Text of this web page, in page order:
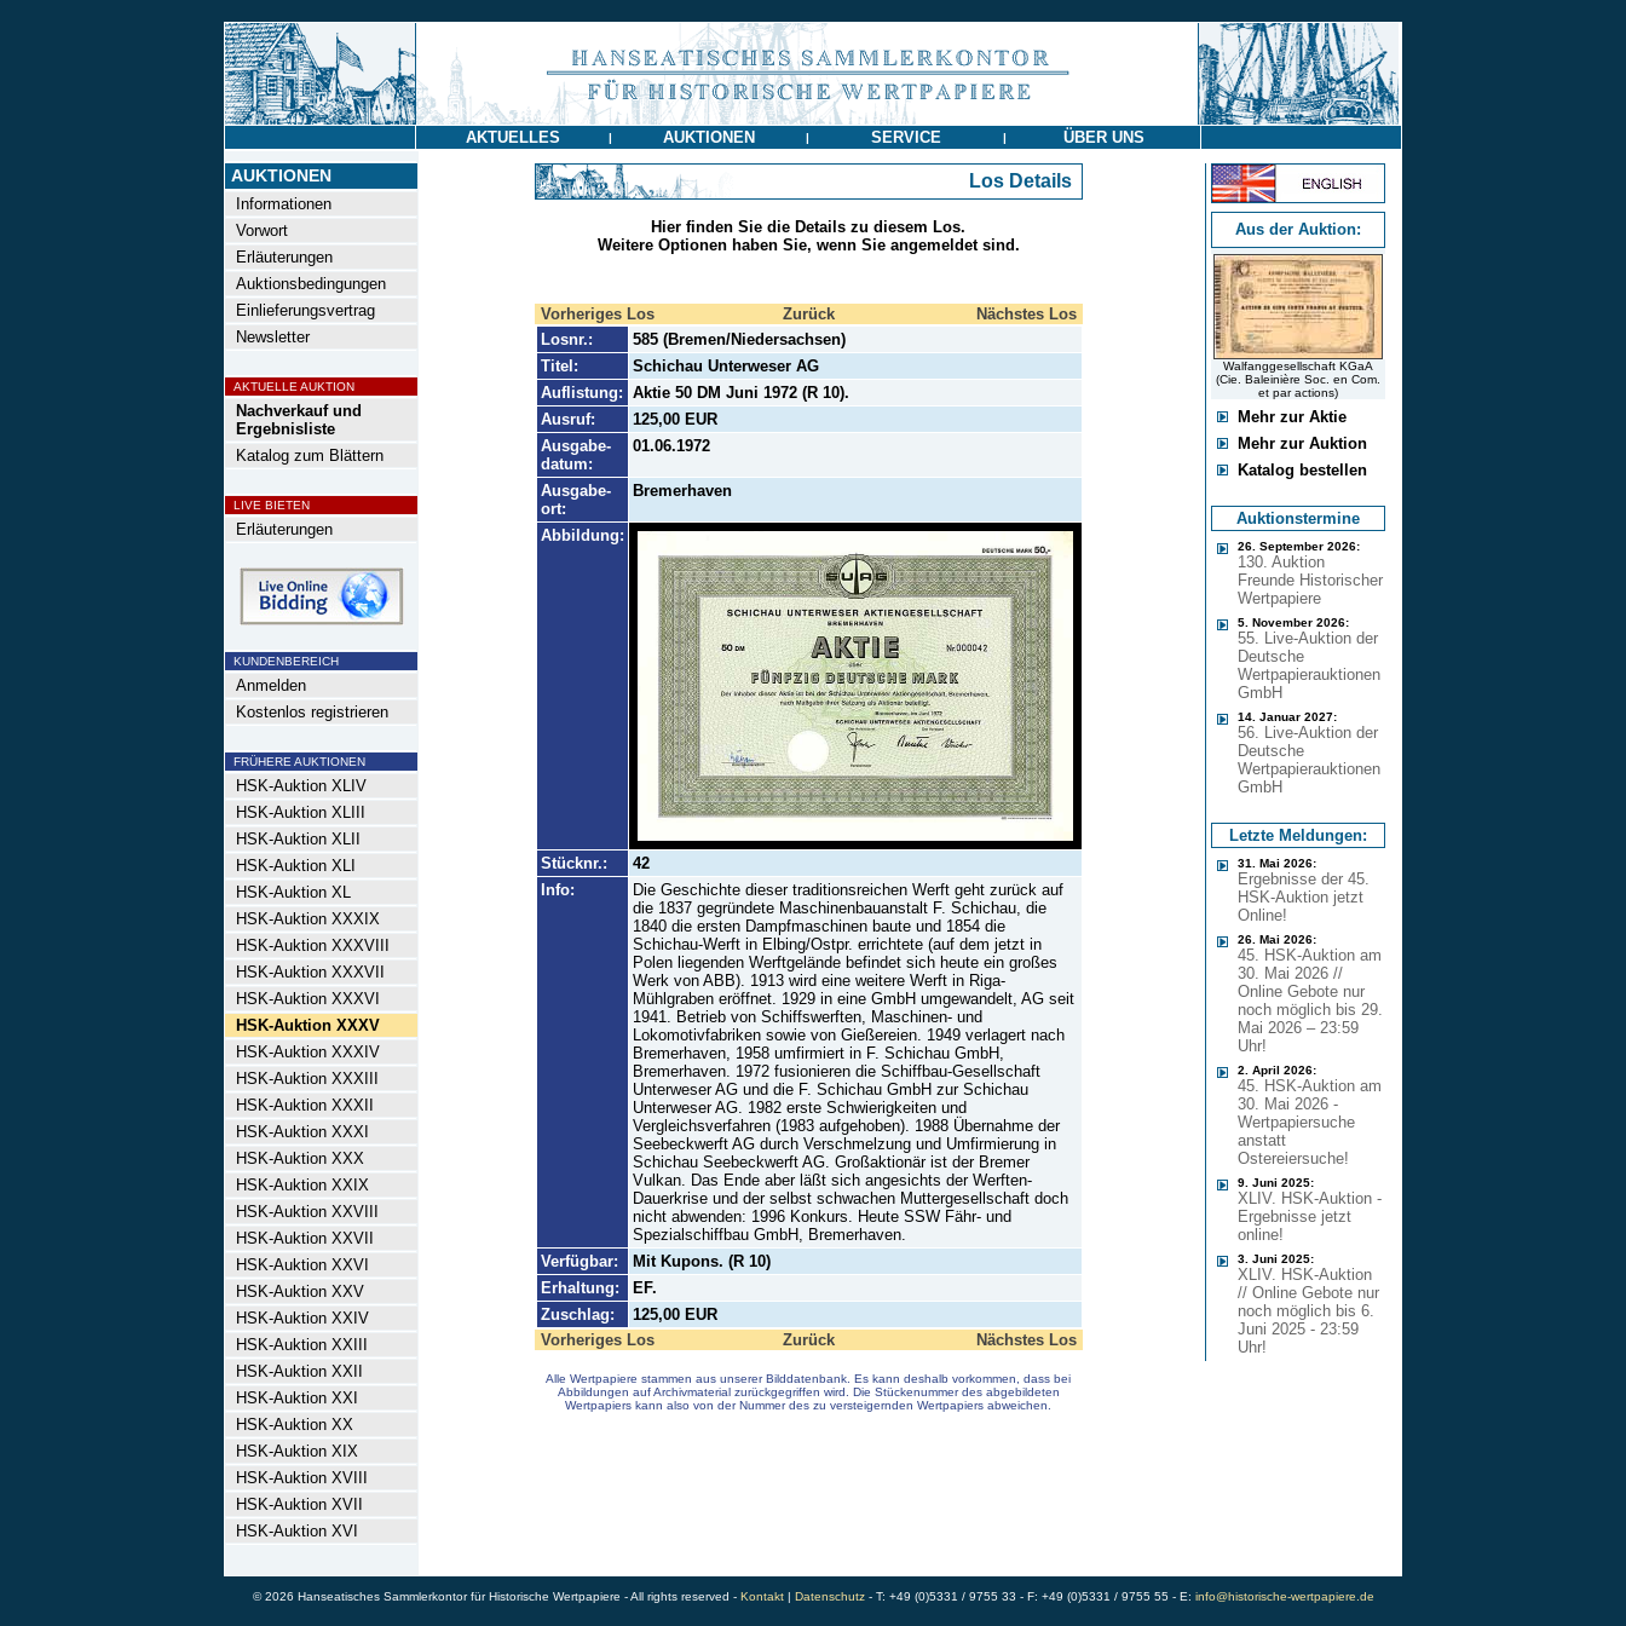
AKTUELLES | AUKTIONEN | SERVICE | ÜBER UNS
AUKTIONEN
Informationen
Vorwort
Erläuterungen
Auktionsbedingungen
Einlieferungsvertrag
Newsletter
AKTUELLE AUKTION
Nachverkauf und
Ergebnisliste
Katalog zum Blättern
LIVE BIETEN
Erläuterungen
KUNDENBEREICH
Anmelden
Kostenlos registrieren
FRÜHERE AUKTIONEN
HSK-Auktion XLIV
HSK-Auktion XLIII
HSK-Auktion XLII
HSK-Auktion XLI
HSK-Auktion XL
HSK-Auktion XXXIX
HSK-Auktion XXXVIII
HSK-Auktion XXXVII
HSK-Auktion XXXVI
HSK-Auktion XXXV
HSK-Auktion XXXIV
HSK-Auktion XXXIII
HSK-Auktion XXXII
HSK-Auktion XXXI
HSK-Auktion XXX
HSK-Auktion XXIX
HSK-Auktion XXVIII
HSK-Auktion XXVII
HSK-Auktion XXVI
HSK-Auktion XXV
HSK-Auktion XXIV
HSK-Auktion XXIII
HSK-Auktion XXII
HSK-Auktion XXI
HSK-Auktion XX
HSK-Auktion XIX
HSK-Auktion XVIII
HSK-Auktion XVII
HSK-Auktion XVI
Los Details
Hier finden Sie die Details zu diesem Los.
Weitere Optionen haben Sie, wenn Sie angemeldet sind.
Vorheriges Los Zurück
Nächstes Los
Losnr.:
585 (Bremen/Niedersachsen)
Titel:
Schichau Unterweser AG
Auflistung: Aktie 50 DM Juni 1972 (R 10).
Ausruf:
125,00 EUR
Ausgabe-
datum:
01.06.1972
Ausgabe-
ort:
Bremerhaven
Abbildung:
Stücknr.:
42
Info:
Die Geschichte dieser traditionsreichen Werft geht zurück auf
die 1837 gegründete Maschinenbauanstalt F. Schichau, die
1840 die ersten Dampfmaschinen baute und 1854 die
Schichau-Werft in Elbing/Ostpr. errichtete (auf dem jetzt in
Polen liegenden Werftgelände befindet sich heute ein großes
Werk von ABB). 1913 wird eine weitere Werft in Riga-
Mühlgraben eröffnet. 1929 in eine GmbH umgewandelt, AG seit
1941. Betrieb von Schiffswerften, Maschinen- und
Lokomotivfabriken sowie von Gießereien. 1949 verlagert nach
Bremerhaven, 1958 umfirmiert in F. Schichau GmbH,
Bremerhaven. 1972 fusionieren die Schiffbau-Gesellschaft
Unterweser AG und die F. Schichau GmbH zur Schichau
Unterweser AG. 1982 erste Schwierigkeiten und
Vergleichsverfahren (1983 aufgehoben). 1988 Übernahme der
Seebeckwerft AG durch Verschmelzung und Umfirmierung in
Schichau Seebeckwerft AG. Großaktionär ist der Bremer
Vulkan. Das Ende aber läßt sich angesichts der Werften-
Dauerkrise und der selbst schwachen Muttergesellschaft doch
nicht abwenden: 1996 Konkurs. Heute SSW Fähr- und
Spezialschiffbau GmbH, Bremerhaven.
Verfügbar:
Mit Kupons. (R 10)
Erhaltung:
EF.
Zuschlag:
125,00 EUR
Vorheriges Los
Zurück Nächstes Los
Alle Wertpapiere stammen aus unserer Bilddatenbank. Es kann deshalb vorkommen, dass bei
Abbildungen auf Archivmaterial zurückgegriffen wird. Die Stückenummer des abgebildeten
Wertpapiers kann also von der Nummer des zu versteigernden Wertpapiers abweichen.
Aus der Auktion:
Walfanggesellschaft KGaA
(Cie. Baleinière Soc. en Com.
et par actions)
Mehr zur Aktie
Mehr zur Auktion
Katalog bestellen
Auktionstermine
26. September 2026:
130. Auktion
Freunde Historischer
Wertpapiere
5. November 2026:
55. Live-Auktion der
Deutsche
Wertpapierauktionen
GmbH
14. Januar 2027:
56. Live-Auktion der
Deutsche
Wertpapierauktionen
GmbH
Letzte Meldungen:
31. Mai 2026:
Ergebnisse der 45.
HSK-Auktion jetzt
Online!
26. Mai 2026:
45. HSK-Auktion am
30. Mai 2026 //
Online Gebote nur
noch möglich bis 29.
Mai 2026 – 23:59
Uhr!
2. April 2026:
45. HSK-Auktion am
30. Mai 2026 -
Wertpapiersuche
anstatt
Ostereiersuche!
9. Juni 2025:
XLIV. HSK-Auktion -
Ergebnisse jetzt
online!
3. Juni 2025:
XLIV. HSK-Auktion
// Online Gebote nur
noch möglich bis 6.
Juni 2025 - 23:59
Uhr!
© 2026 Hanseatisches Sammlerkontor für Historische Wertpapiere - All rights reserved - Kontakt| Datenschutz- T: +49 (0)5331 / 9755 33 - F: +49 (0)5331 / 9755 55 - E: info@historische-wertpapiere.de